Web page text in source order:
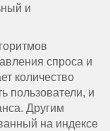
и
спроса и
количество
пользователи, и
Другим
на индексе